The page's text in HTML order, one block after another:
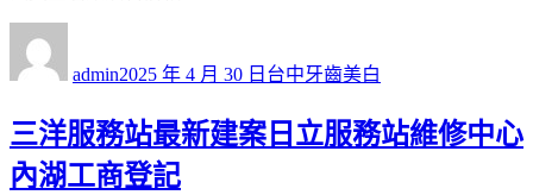
admin佈
期:
2025 年 4 月 30 日 類
台中牙齒美白
三洋服務站最新建案日立服務站維修中心
內湖工商登記